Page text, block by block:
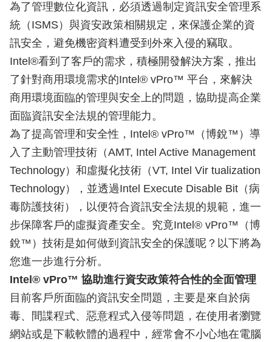
為了管理數位化資訊，必須透過制定資訊安全管理系
統（ISMS）與資安政策相關規定，來保護企業的資
訊安全，避免機密資料遭受到外來入侵的竊取。
Intel®看到了客戶的需求，積極開發解決方案，推出
了針對商用環境需求的Intel® vPro™ 平台，來解決
商用環境面臨的管理與安全上的問題，協助提高企業
面臨資訊安全法規的管理能力。
為了提高管理和安全性，Intel® vPro™（博銳™）導
入了主動管理技術（AMT, Intel Active Management
Technology）和虛擬化技術（VT, Intel Vir tualization
Technology），並透過Intel Execute Disable Bit（病
毒防護技術），以便符合資訊安全法規的規範，進一
步保障客戶的虛擬資產安全。究竟Intel® vPro™（博
銳™）技術是如何做到資訊安全的保護呢？以下將為
您進一步進行分析。
Intel® vPro™ 協助進行資安政策符合性的全面管理
目前客戶所面臨的資訊安全問題，主要是來自於病
毒、間諜程式、惡意程式入侵等問題，在使用者瀏覽
網站或是下載軟體的過程中，經常會不小心地在電腦